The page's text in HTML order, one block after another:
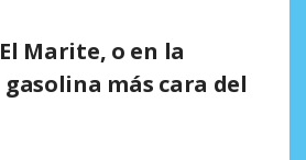
Marite, o en la
más cara del